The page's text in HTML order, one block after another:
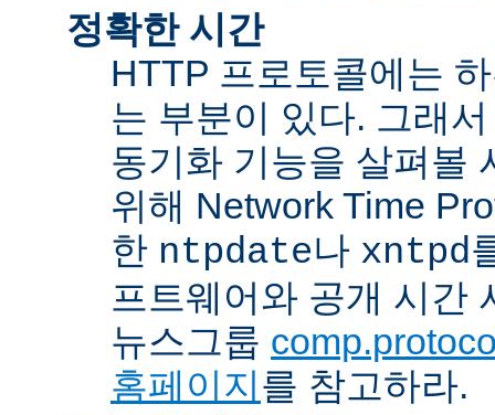
정확한 시간
HTTP 프로토콜에는
는 부분이 있다. 그래
동기화 기능을 살펴볼
위해 Network Time
한 ntpdate나 xntpd
프트웨어와 공개 시간
뉴스그룹
홈페이지를 참고하라.